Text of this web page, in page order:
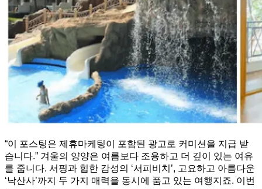
“이 포스팅은 제휴마케팅이 포함된 광고로 커미션을 지급 받
습니다.” 겨울의 양양은 여름보다 조용하고 더 깊이 있는 여유
를 줍니다. 서핑과 힙한 감성의 ‘서피비치’, 고요하고 아름다운
‘낙산사’까지 두 가지 매력을 동시에 품고 있는 여행지죠. 이번